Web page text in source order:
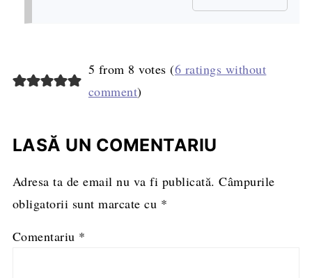
5 from 8 votes (6 ratings without
comment)
LASĂ UN COMENTARIU
Adresa ta de email nu va fi publicată. Câmpurile
obligatorii sunt marcate cu *
Comentariu *